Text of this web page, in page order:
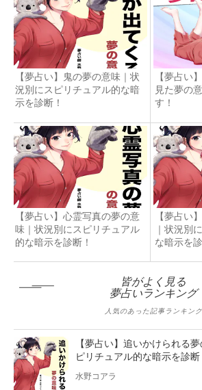
【夢占い】鬼の夢の意味｜状
況別にスピリチュアル的な暗
示を診断！
【夢占い
見た夢の
す！
【夢占い】心霊写真の夢の意
味｜状況別にスピリチュアル
的な暗示を診断！
【夢占い
｜状況別
な暗示を
皆がよく見る
夢占いランキング
人気のあった記事ランキング
【夢占い】追いかけられる
ピリチュアル的な暗示を診断
水野コアラ